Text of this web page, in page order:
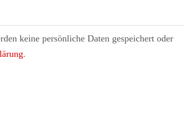
keine persönliche Daten gespeichert oder
.